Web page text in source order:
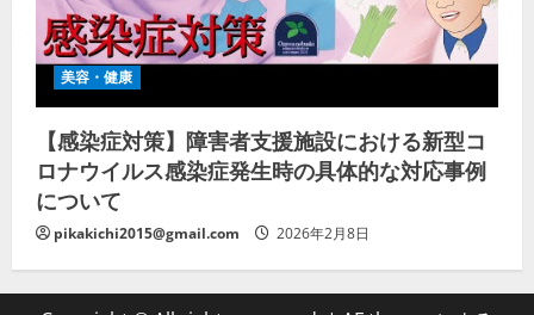
美容・健康
【感染症対策】障害者支援施設における新型コ
ロナウイルス感染症発生時の具体的な対応事例
について
pikakichi2015@gmail.com 2026年2月8日